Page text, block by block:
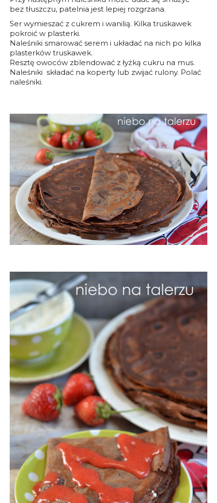
bez tłuszczu, patelnia jest lepiej rozgrzana.
Ser wymieszać z cukrem i wanilią. Kilka truskawek
pokroić w plasterki.
Naleśniki smarować serem i układać na nich po kilka
plasterków truskawek.
Resztę owoców zblendować z łyżką cukru na mus.
Naleśniki składać na koperty lub zwijać rulony. Polać
naleśniki.